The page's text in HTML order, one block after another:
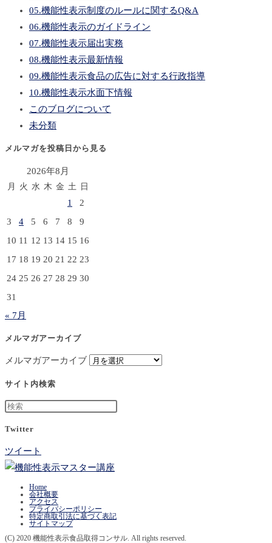
05.機能性表示制度のルールに関するQ&A
06.機能性表示のガイドライン
07.機能性表示届出実務
08.機能性表示最新情報
09.機能性表示食品の広告に対する行政指導
10.機能性表示水面下情報
このブログについて
未分類
メルマガを投稿日から見る
2026年8月
月 火 水 木 金 土 日
1
2
3
4 5 6 7 8
9
10 11 12 13 14 15 16
17 18 19 20 21 22 23
24 25 26 27 28 29 30
31
« 7月
メルマガアーカイブ
メルマガアーカイブ
サイト内検索
Twitter
ツイート
Home
会社概要
アクセス
プライバシーポリシー
特定商取引法に基づく表記
サイトマップ
(C) 2020 機能性表示食品取得コンサル. All rights reserved.